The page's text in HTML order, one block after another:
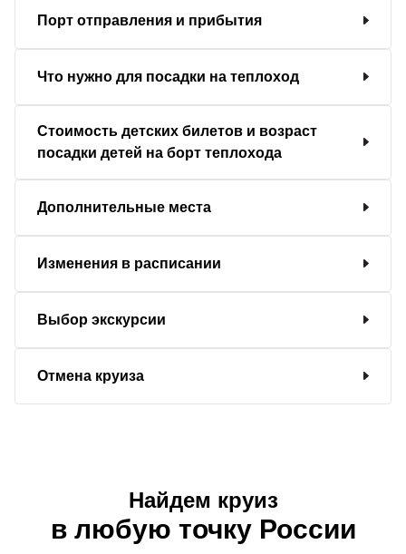
Порт отправления и прибытия
Что нужно для посадки на теплоход
Стоимость детских билетов и возраст
посадки детей на борт теплохода
Дополнительные места
Изменения в расписании
Выбор экскурсии
Отмена круиза
Найдем круиз
в любую точку России